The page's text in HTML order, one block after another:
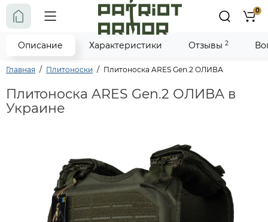
0
Главная Плитоноски Плитоноска ARES Gen.2 ОЛИВА
Плитоноска ARES Gen.2 ОЛИВА в
Украине
Описание Характеристики Отзывы 2